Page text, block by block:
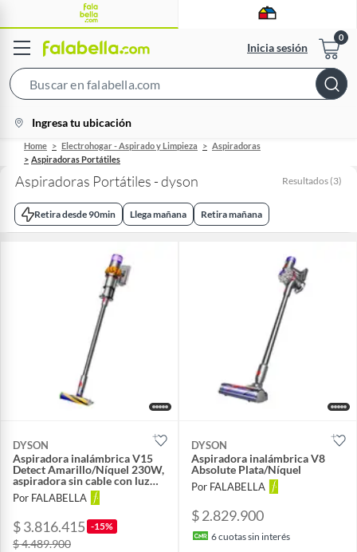
Inicia sesión
Bar
location-
icon
Ingresa tu ubicación
Home Electrohogar - Aspirado y Limpieza
Aspiradoras
Aspiradoras Portátiles
Aspiradoras Portátiles - dyson Resultados (3)
Retira desde 90min Llega mañana Retira mañana
DYSON
Aspiradora inalámbrica V15
Detect Amarillo/Níquel 230W,
aspiradora sin cable con luz
que revela polvo
microscópico, aspiradora
Por FALABELLA
$ 3.816.415 -15%
$ 4.489.900
DYSON
Aspiradora inalámbrica V8
Absolute Plata/Níquel
Por FALABELLA
$ 2.829.900
6cuotas sin interés